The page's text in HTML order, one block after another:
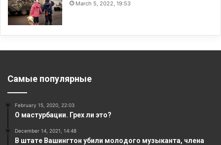
March 5, 2022, 19:53
Самые популярные
February 15, 2020, 22:03
О мастурбации. Грех ли это?
December 14, 2021, 14:48
В штате Вашингтон убили молодого музыканта, члена